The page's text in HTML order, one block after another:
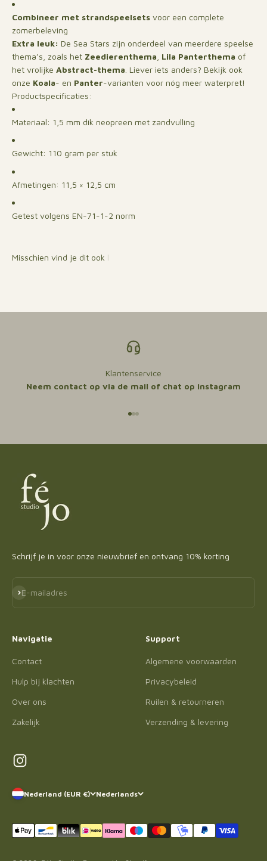
Combineer met strandspeelsets voor een complete
zomerbeleving
Extra leuk: De Sea Stars zijn onderdeel van meerdere speelse
thema’s, zoals het Zeedierenthema Lila Panterthema of
het vrolijke Abstract-thema . Liever iets anders? Bekijk ook
onze Koala- en Panter-varianten voor nóg meer waterpret!
Productspecificaties:
Materiaal: 1,5 mm dik neopreen met zandvulling
Gewicht: 110 gram per stuk
Afmetingen: 11,5 × 12,5 cm
Getest volgens EN-71-1-2 norm
Klantenservice
Neem contact op via de mail of chat op instagram
Schrijf je in voor onze nieuwbrief en ontvang 10% korting
E-mailadres
Abonneren
Navigatie
Contact
Hulp bij klachten
Over ons
Zakelijk
Support
Algemene voorwaarden
Privacybeleid
Ruilen & retourneren
Verzending & levering
Nederland (EUR €) Nederlands